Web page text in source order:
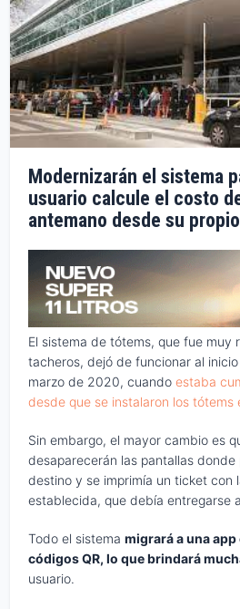
Modernizarán el sistema
usuario calcule el costo
antemano desde su
El sistema de tótems, que fue muy
tacheros, dejó de funcionar al
marzo de 2020, cuandoestaba
desde que se instalaron los tótems
Sin embargo, el mayor cambio es
desaparecerán las pantallas
destino y se imprimía un ticket con
establecida, que debía entregarse
Todo el sistemamigrará a una
códigos QR, lo que brindará
usuario.